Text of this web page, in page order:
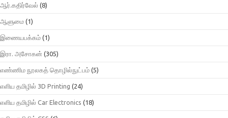
ஆர்.கதிர்வேல் (8)
ஆளுமை (1)
இணையபக்கம் (1)
இரா. அசோகன் (305)
எண்ணிம நூலகத் தொழில்நுட்பம் (5)
எளிய தமிழில் 3D Printing (24)
எளிய தமிழில் Car Electronics (18)